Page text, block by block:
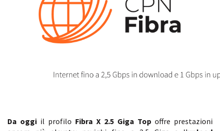
Da oggi il profilo Fibra X 2.5 Giga Top offre prestazioni